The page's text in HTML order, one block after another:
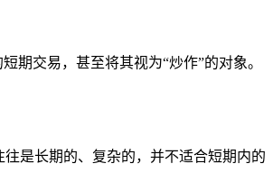
期交易，甚至将其视为“炒作”的对象。
是长期的、复杂的，并不适合短期内的